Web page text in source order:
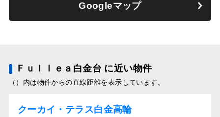
Googleマップ
Ｆｕｌｌｅａ白金台 に近い物件
（）内は物件からの直線距離を表示しています。
クーカイ・テラス⽩⾦⾼輪